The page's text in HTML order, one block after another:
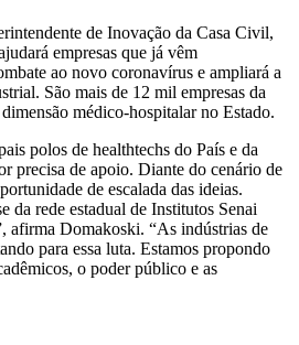
de Inovação da Casa Civil,
empresas que já vêm
ao novo coronavírus e ampliará a
São mais de 12 mil empresas da
médico-hospitalar no Estado.
polos de healthtechs do País e da
precisa de apoio. Diante do cenário de
de escalada das ideias.
da rede estadual de Institutos Senai
afirma Domakoski. “As indústrias de
para essa luta. Estamos propondo
o poder público e as